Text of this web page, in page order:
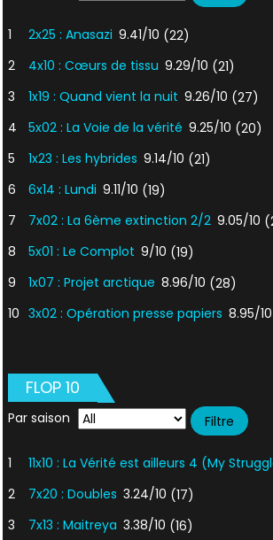
1 2x25 : Anasazi 9.41/10 (22)
2
4x10 : Cœurs de tissu 9.29/10 (21)
3
1x19 : Quand vient la nuit 9.26/10 (27)
4
5x02 : La Voie de la vérité 9.25/10 (20)
5
1x23 : Les hybrides 9.14/10 (21)
6
6x14 : Lundi 9.11/10 (19)
7
7x02 : La 6ème extinction 2/2 9.05/10
8
5x01 : Le Complot 9/10 (19)
9
1x07 : Projet arctique 8.96/10 (28)
10 3x02 : Opération presse papiers 8.95/10
FLOP 10
Par saison
1 11x10 : La Vérité est ailleurs 4 (My
2
7x20 : Doubles 3.24/10 (17)
3
7x13 : Maitreya 3.38/10 (16)